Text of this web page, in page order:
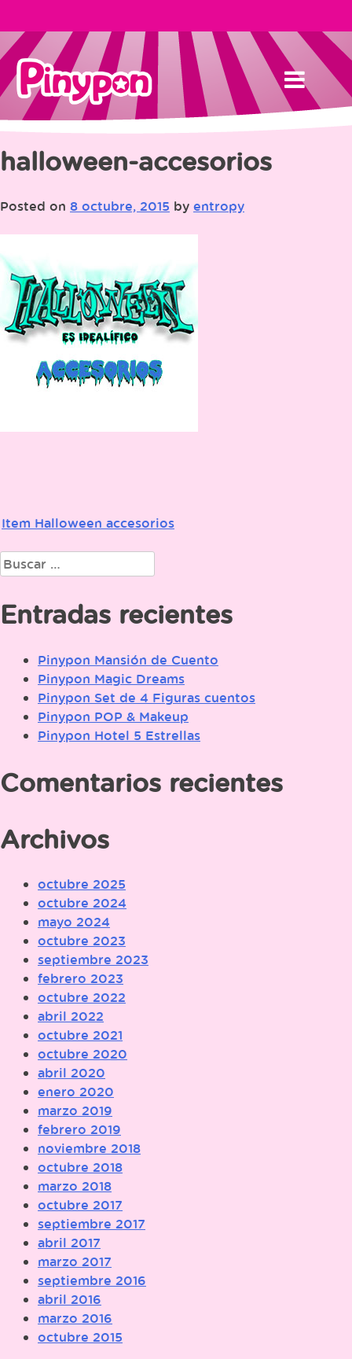
to
content
halloween-accesorios
Posted on 8 octubre, 2015 by entropy
Navegación
de
entradas
Item Halloween accesorios
Buscar:
Entradas recientes
Pinypon Mansión de Cuento
Pinypon Magic Dreams
Pinypon Set de 4 Figuras cuentos
Pinypon POP & Makeup
Pinypon Hotel 5 Estrellas
Comentarios recientes
Archivos
octubre 2025
octubre 2024
mayo 2024
octubre 2023
septiembre 2023
febrero 2023
octubre 2022
abril 2022
octubre 2021
octubre 2020
abril 2020
enero 2020
marzo 2019
febrero 2019
noviembre 2018
octubre 2018
marzo 2018
octubre 2017
septiembre 2017
abril 2017
marzo 2017
septiembre 2016
abril 2016
marzo 2016
octubre 2015